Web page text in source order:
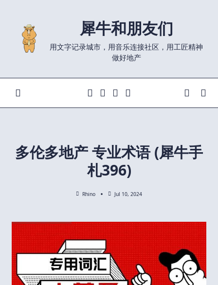
content
犀牛和朋友们
用文字记录城市，用音乐连接社区，用工匠精神
做好地产
多伦多地产 专业术语 (犀牛手
札396)
Rhino Jul 10, 2024